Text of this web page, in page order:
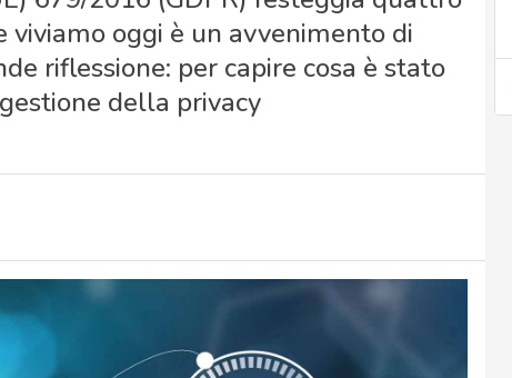
oggi è un avvenimento di
riflessione: per capire cosa è stato
della privacy